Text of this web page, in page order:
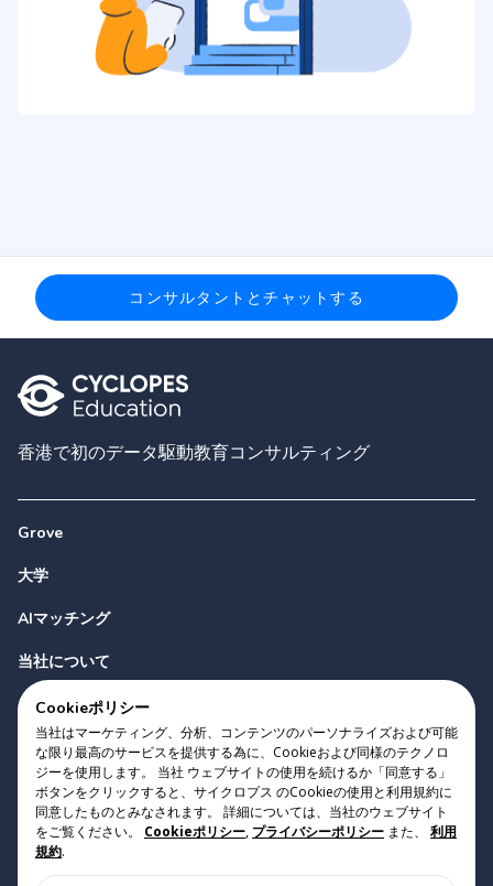
コンサルタントとチャットする
香港で初のデータ駆動教育コンサルティング
Grove
大学
AIマッチング
当社について
お問い合わせ
Copyright 2023 Cyclopes® • v0.31.0
Cookieポリシー • プライバシーポリシー • 利用規約
Cookieポリシー
当社はマーケティング、分析、コンテンツのパーソナライズおよび可能
な限り最高のサービスを提供する為に、Cookieおよび同様のテクノロ
ジーを使用します。 当社 ウェブサイトの使用を続けるか「同意する」
ボタンをクリックすると、サイクロプス のCookieの使用と利用規約に
同意したものとみなされます。 詳細については、当社のウェブサイト
をご覧ください。
Cookieポリシー, プライバシーポリシー また、
利用
規約.